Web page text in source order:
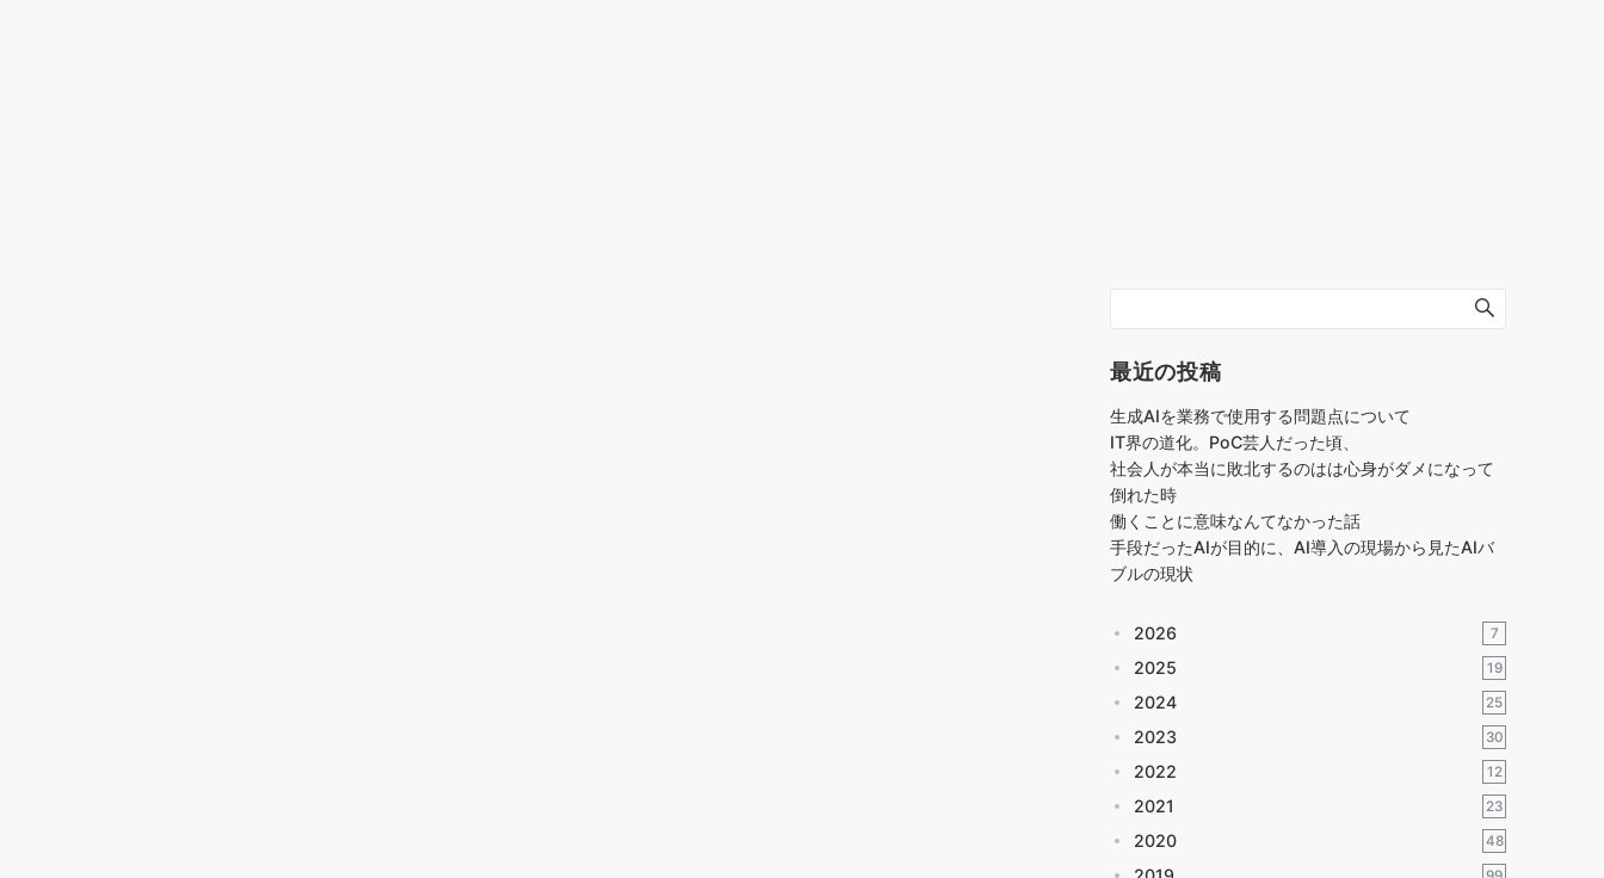
最近の投稿
生成AIを業務で使用する問題点について
IT界の道化。PoC芸人だった頃、
社会人が本当に敗北するのはは心身がダメになって
倒れた時
働くことに意味なんてなかった話
手段だったAIが目的に、AI導入の現場から見たAIバ
ブルの現状
2026 7
2025 19
2024 25
2023 30
2022 12
2021 23
2020 48